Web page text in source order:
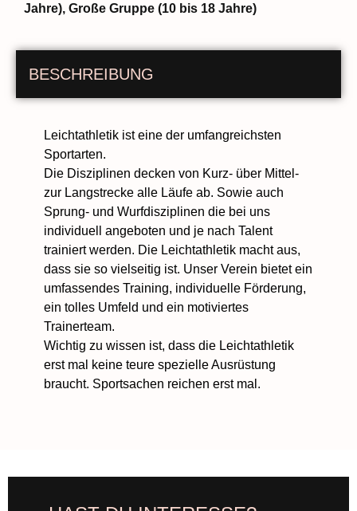
Jahre), Große Gruppe (10 bis 18 Jahre)
BESCHREIBUNG
Leichtathletik ist eine der umfangreichsten
Sportarten.
Die Disziplinen decken von Kurz- über Mittel-
zur Langstrecke alle Läufe ab. Sowie auch
Sprung- und Wurfdisziplinen die bei uns
individuell angeboten und je nach Talent
trainiert werden. Die Leichtathletik macht aus,
dass sie so vielseitig ist. Unser Verein bietet ein
umfassendes Training, individuelle Förderung,
ein tolles Umfeld und ein motiviertes
Trainerteam.
Wichtig zu wissen ist, dass die Leichtathletik
erst mal keine teure spezielle Ausrüstung
braucht. Sportsachen reichen erst mal.